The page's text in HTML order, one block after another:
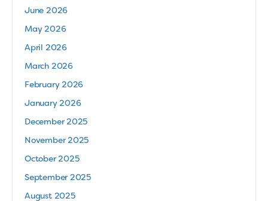
June 2026
May 2026
April 2026
March 2026
February 2026
January 2026
December 2025
November 2025
October 2025
September 2025
August 2025